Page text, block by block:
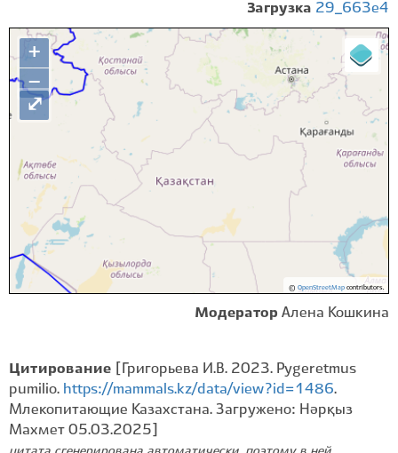
Загрузка 29_663e4
+
−
© OpenStreetMapcontributors.
⤢
Модератор Алена Кошкина
Цитирование
[​Григорьева И.В. 2023. Pygeretmus
pumilio. https://mammals.kz/data/view?id=1486.
Млекопитающие Казахстана. Загружено: Нәрқыз
Махмет 05.03.2025]